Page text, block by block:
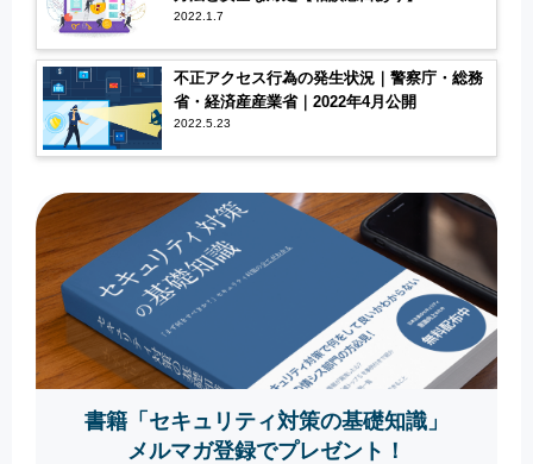
2022.1.7
不正アクセス行為の発生状況｜警察庁・総務
省・経済産産業省｜2022年4月公開
2022.5.23
書籍「セキュリティ対策の基礎知識」
メルマガ登録でプレゼント！